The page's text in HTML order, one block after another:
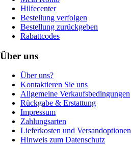
Hilfecenter
Bestellung verfolgen
Bestellung zurückgeben
Rabattcodes
Über uns
Über uns?
Kontaktieren Sie uns
Allgemeine Verkaufsbedingungen
Rückgabe & Erstattung
Impressum
Zahlungsarten
Lieferkosten und Versandoptionen
Hinweis zum Datenschutz